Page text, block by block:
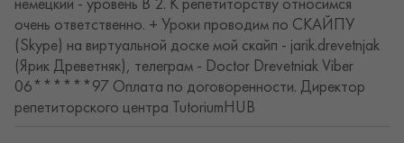
очень ответственно. + Уроки проводим по СКАЙПУ
(Skype) на виртуальной доске мой скайп - jarik.drevetnjak
(Ярик Древетняк), телеграм - Doctor Drevetniak Viber
06******97 Оплата по договоренности. Директор
репетиторского центра TutoriumHUB